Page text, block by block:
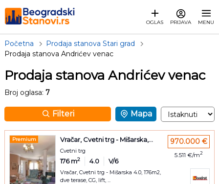
OGLAS PRIJAVA MENU
Početna
Prodaja stanova Stari grad
Prodaja stanova Andrićev venac
Prodaja stanova Andrićev venac
Broj oglasa: 7
Filteri Mapa
Premium Vračar, Cvetni trg - Mišarska,...
Cvetni trg
176m2 4.0 V/6
Vračar, Cvetni trg - Mišarska 4.0, 176m2,
dve terase, CG, lift, ...
970.000 €
5.511 €/m2